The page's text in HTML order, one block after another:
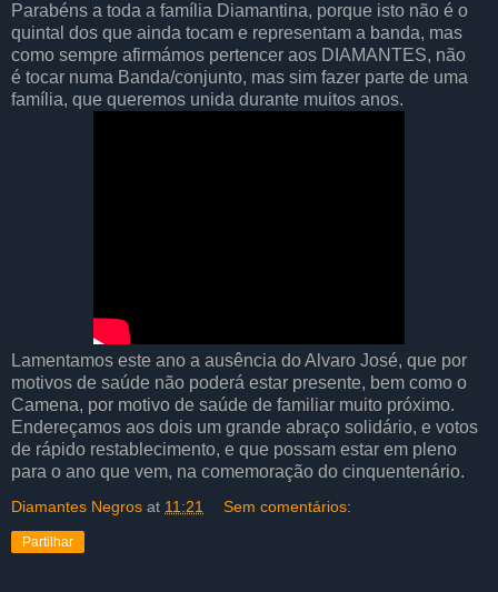
Parabéns a toda a família Diamantina, porque isto não é o
quintal dos que ainda tocam e representam a banda, mas
como sempre afirmámos pertencer aos DIAMANTES, não
é tocar numa Banda/conjunto, mas sim fazer parte de uma
família, que queremos unida durante muitos anos.
Lamentamos este ano a ausência do Alvaro José, que por
motivos de saúde não poderá estar presente, bem como o
Camena, por motivo de saúde de familiar muito próximo.
Endereçamos aos dois um grande abraço solidário, e votos
de rápido restablecimento, e que possam estar em pleno
para o ano que vem, na comemoração do cinquentenário.
Diamantes Negros at 11:21 Sem comentários:
Partilhar